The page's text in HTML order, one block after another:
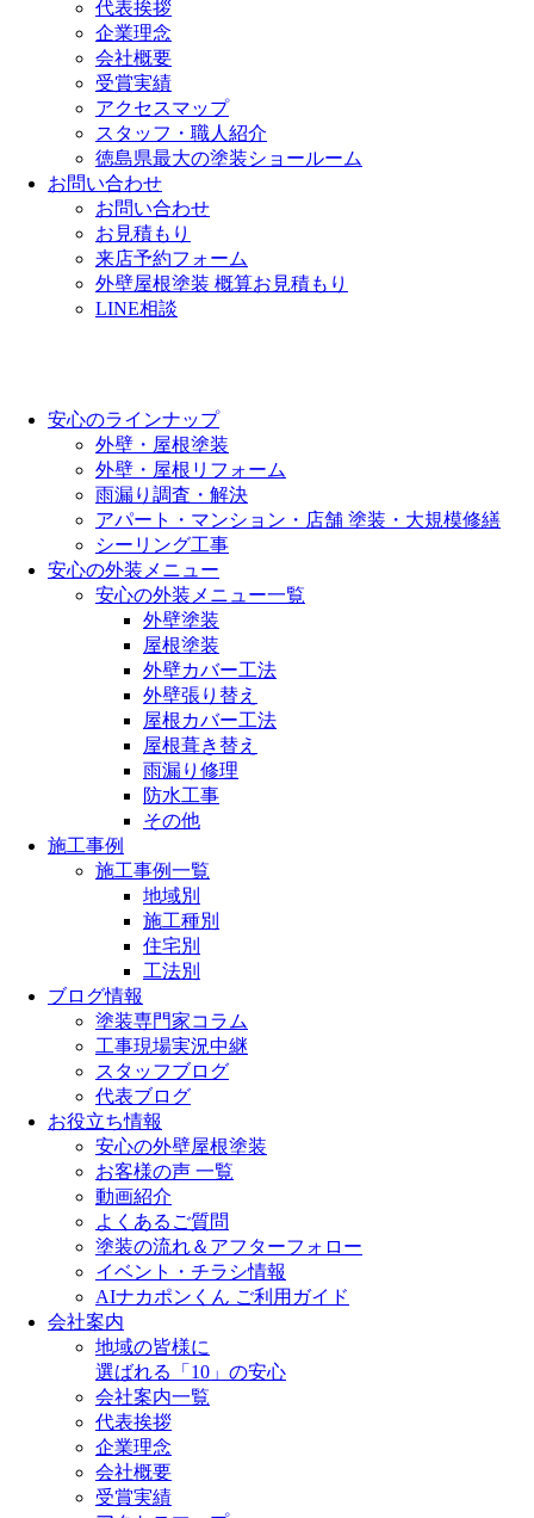
代表挨拶
企業理念
会社概要
受賞実績
アクセスマップ
スタッフ・職人紹介
徳島県最大の塗装ショールーム
お問い合わせ
お問い合わせ
お見積もり
来店予約フォーム
外壁屋根塗装 概算お見積もり
LINE相談
安心のラインナップ
外壁・屋根塗装
外壁・屋根リフォーム
雨漏り調査・解決
アパート・マンション・店舗 塗装・大規模修繕
シーリング工事
安心の外装メニュー
安心の外装メニュー一覧
外壁塗装
屋根塗装
外壁カバー工法
外壁張り替え
屋根カバー工法
屋根葺き替え
雨漏り修理
防水工事
その他
施工事例
施工事例一覧
地域別
施工種別
住宅別
工法別
ブログ情報
塗装専門家コラム
工事現場実況中継
スタッフブログ
代表ブログ
お役立ち情報
安心の外壁屋根塗装
お客様の声 一覧
動画紹介
よくあるご質問
塗装の流れ＆アフターフォロー
イベント・チラシ情報
AIナカポンくん ご利用ガイド
会社案内
地域の皆様に
選ばれる「10」の安心
会社案内一覧
代表挨拶
企業理念
会社概要
受賞実績